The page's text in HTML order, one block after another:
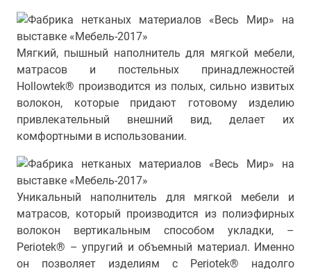
Мягкий, пышный наполнитель для мягкой мебели,
матрасов и постельных принадлежностей
Hollowtek® производится из полых, сильно извитых
волокон, которые придают готовому изделию
привлекательный внешний вид, делает их
комфортными в использовании.
Уникальный наполнитель для мягкой мебели и
матрасов, который производится из полиэфирных
волокон вертикальным способом укладки, –
Periotek® – упругий и объемный материал. Именно
он позволяет изделиям с Periotek® надолго